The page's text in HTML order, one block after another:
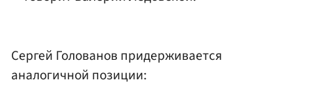
Сергей Голованов придерживается
аналогичной позиции: